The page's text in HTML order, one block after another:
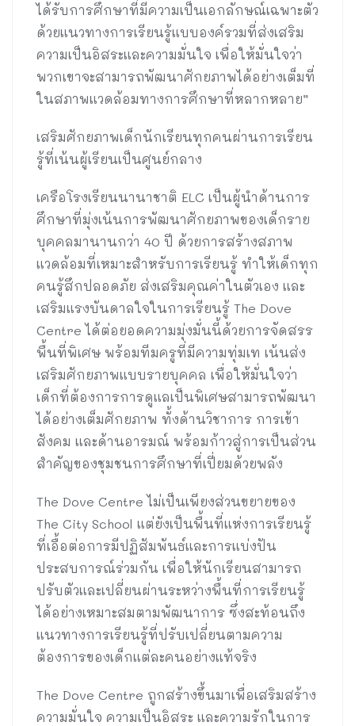
ได้รับการศึกษาที่มีความเป็นเอกลักษณ์เฉพาะตัว
ด้วยแนวทางการเรียนรู้แบบองค์รวมที่ส่งเสริม
ความเป็นอิสระและความมั่นใจ เพื่อให้มั่นใจว่า
พวกเขาจะสามารถพัฒนาศักยภาพได้อย่างเต็มที่
ในสภาพแวดล้อมทางการศึกษาที่หลากหลาย”
เสริมศักยภาพเด็กนักเรียนทุกคนผ่านการเรียน
รู้ที่เน้นผู้เรียนเป็นศูนย์กลาง
เครือโรงเรียนนานาชาติ ELC เป็นผู้นำด้านการ
ศึกษาที่มุ่งเน้นการพัฒนาศักยภาพของเด็กราย
บุคคลมานานกว่า 40 ปี ด้วยการสร้างสภาพ
แวดล้อมที่เหมาะสำหรับการเรียนรู้ ทำให้เด็กทุก
คนรู้สึกปลอดภัย ส่งเสริมคุณค่าในตัวเอง และ
เสริมแรงบันดาลใจในการเรียนรู้ The Dove
Centre ได้ต่อยอดความมุ่งมั่นนี้ด้วยการจัดสรร
พื้นที่พิเศษ พร้อมทีมครูที่มีความทุ่มเท เน้นส่ง
เสริมศักยภาพแบบรายบุคคล เพื่อให้มั่นใจว่า
เด็กที่ต้องการการดูแลเป็นพิเศษสามารถพัฒนา
ได้อย่างเต็มศักยภาพ ทั้งด้านวิชาการ การเข้า
สังคม และด้านอารมณ์ พร้อมก้าวสู่การเป็นส่วน
สำคัญของชุมชนการศึกษาที่เปี่ยมด้วยพลัง
The Dove Centre ไม่เป็นเพียงส่วนขยายของ
The City School แต่ยังเป็นพื้นที่แห่งการเรียนรู้
ที่เอื้อต่อการมีปฏิสัมพันธ์และการแบ่งปัน
ประสบการณ์ร่วมกัน เพื่อให้นักเรียนสามารถ
ปรับตัวและเปลี่ยนผ่านระหว่างพื้นที่การเรียนรู้
ได้อย่างเหมาะสมตามพัฒนาการ ซึ่งสะท้อนถึง
แนวทางการเรียนรู้ที่ปรับเปลี่ยนตามความ
ต้องการของเด็กแต่ละคนอย่างแท้จริง
The Dove Centre ถูกสร้างขึ้นมาเพื่อเสริมสร้าง
ความมั่นใจ ความเป็นอิสระ และความรักในการ